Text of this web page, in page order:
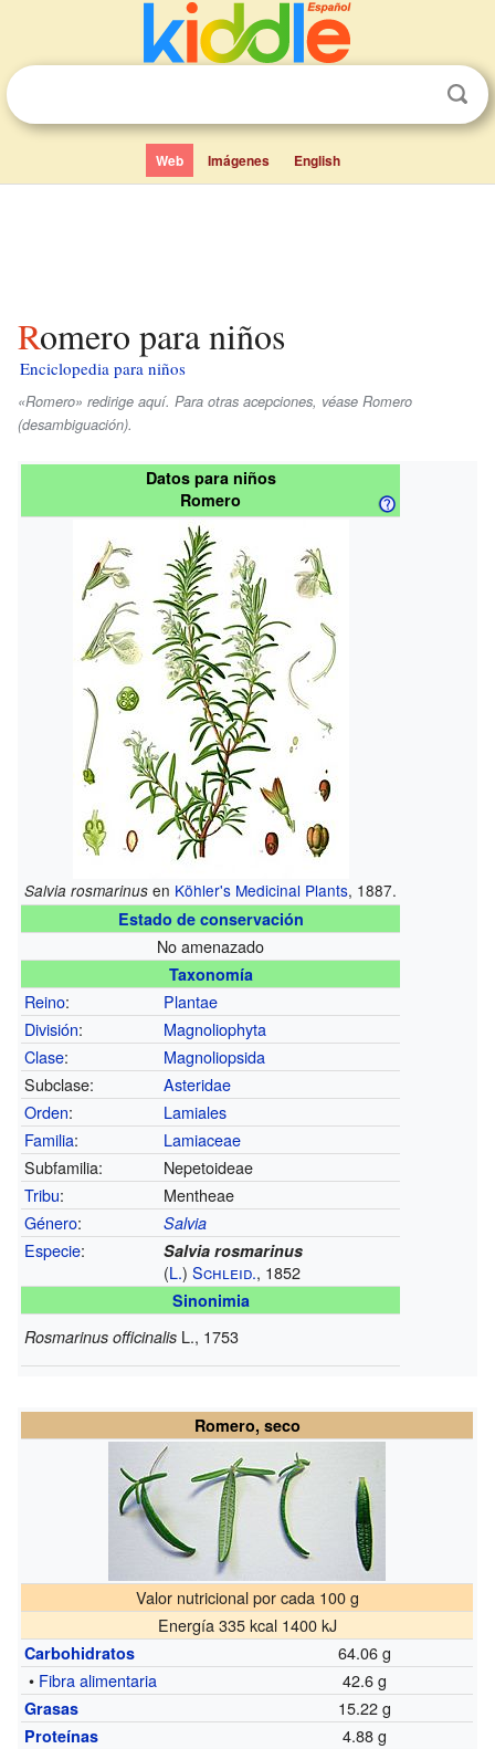
Web Imágenes English
Romero para niños
Enciclopedia para niños
«Romero» redirige aquí. Para otras acepciones, véase Romero
(desambiguación).
Datos para niños
Romero
Salvia rosmarinus en Köhler's Medicinal Plants, 1887.
Estado de conservación
No amenazado
Taxonomía
Reino:
Plantae
División:
Magnoliophyta
Clase:
Magnoliopsida
Subclase:
Asteridae
Orden:
Lamiales
Familia:
Lamiaceae
Subfamilia:
Nepetoideae
Tribu:
Mentheae
Género: Salvia
Especie: Salvia rosmarinus
(L.)Schleid., 1852
Sinonimia
Rosmarinus officinalis L., 1753
Romero, seco
Valor nutricional por cada 100 g
Energía 335 kcal 1400 kJ
Carbohidratos
64.06 g
• Fibra alimentaria 42.6 g
Grasas 15.22 g
Proteínas 4.88 g